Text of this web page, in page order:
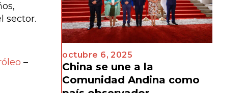
sector.
–
octubre 6, 2025
China se une a la
Comunidad Andina como